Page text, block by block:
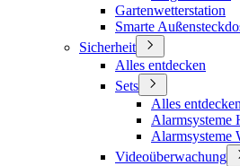
Gartenwetterstation
Smarte
Sicherheit
Alles entdecken
Sets
Alles entdecken
Alarmsysteme
Alarmsysteme
Videoüberwachung